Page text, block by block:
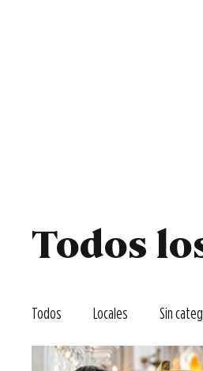
Todos
Todos Locales Sin